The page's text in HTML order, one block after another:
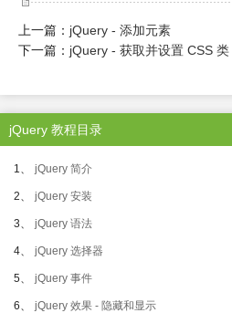
上一篇： jQuery - 添加元素
下一篇： jQuery - 获取并设置 CSS 类
jQuery 教程目录
1、 jQuery 简介
2、 jQuery 安装
3、 jQuery 语法
4、 jQuery 选择器
5、 jQuery 事件
6、 jQuery 效果 - 隐藏和显示